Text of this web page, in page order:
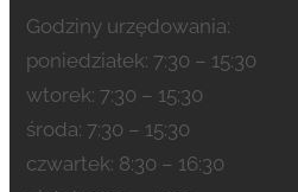
Godziny urzędowania:
poniedziałek: 7:30 – 15:30
wtorek: 7:30 – 15:30
środa: 7:30 – 15:30
czwartek: 8:30 – 16:30